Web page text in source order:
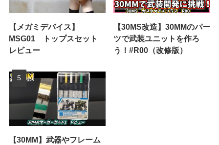
【メガミデバイス】
MSG01 トップスセット
レビュー
【30MS改造】30MMのパー
ツで武装ユニットを作ろ
う！#R00（改修版）
【30MM】武器やフレーム